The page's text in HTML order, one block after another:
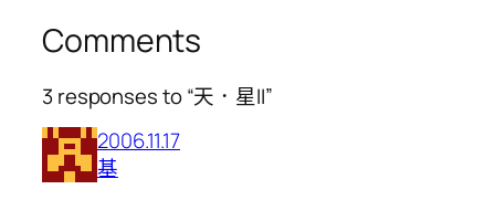
Comments
3 responses to “天．星II”
2006.11.17
基